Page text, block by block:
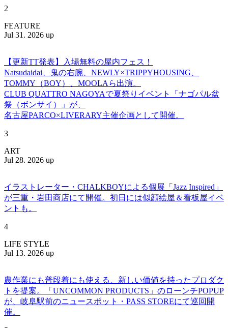
2
FEATURE
Jul 31. 2026 up
【更新TT発表】入場無料の屋内フェス！
Natsudaidai、鬼の右腕、NEWLY×TRIPPYHOUSING、
TOMMY（BOY）、MOOLAら出演。
CLUB QUATTRO NAGOYAで夏祭りイベント「ナゴパル盆
祭（ボンサイ）」が、
名古屋PARCO×LIVERARY主催企画として開催。
3
ART
Jul 28. 2026 up
イラストレーター・CHALKBOYによる個展「Jazz Inspired」
が三重・岩田商店にて開催。初日には似顔絵屋＆看板屋イベ
ントも。
4
LIFE STYLE
Jul 13. 2026 up
農作業にも普段着にも使える、新しい価値を持ったプロダク
トを提案。「UNCOMMON PRODUCTS」のローンチPOPUP
が、岐阜駅前のニュースポット・PASS STOREにて巡回開
催。